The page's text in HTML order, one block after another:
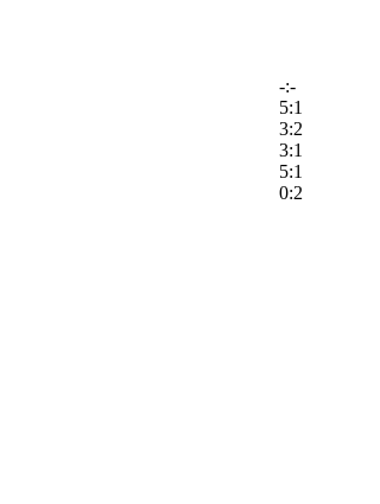
-:-
5:1
3:2
3:1
5:1
0:2